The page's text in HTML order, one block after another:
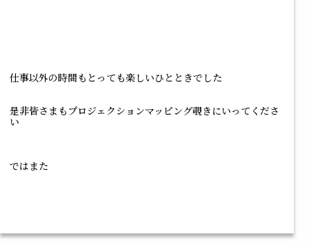
仕事以外の時間もとっても楽しいひとときでした
是非皆さまもプロジェクションマッピング覗きにいってくださ
い
ではまた